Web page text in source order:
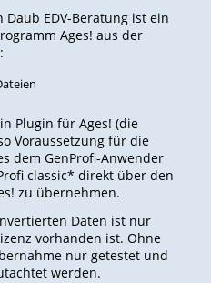
Daub EDV-Beratung ist ein
Ages! aus der
Plugin für Ages! (die
Voraussetzung für die
dem GenProfi-Anwender
classic* direkt über den
zu übernehmen.
Daten ist nur
vorhanden ist. Ohne
nur getestet und
werden.